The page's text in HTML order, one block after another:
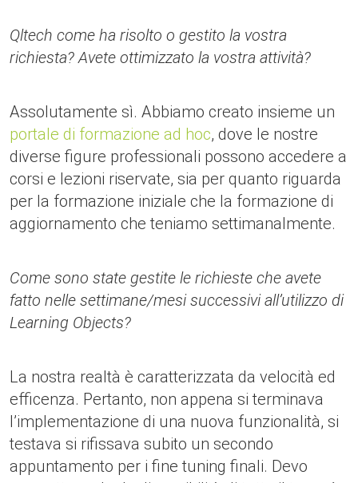
Qltech come ha risolto o gestito la vostra
richiesta? Avete ottimizzato la vostra attività?
Assolutamente sì. Abbiamo creato insieme un
portale di formazione ad hoc, dove le nostre
diverse figure professionali possono accedere a
corsi e lezioni riservate, sia per quanto riguarda
per la formazione iniziale che la formazione di
aggiornamento che teniamo settimanalmente.
Come sono state gestite le richieste che avete
fatto nelle settimane/mesi successivi all’utilizzo di
Learning Objects?
La nostra realtà è caratterizzata da velocità ed
efficenza. Pertanto, non appena si terminava
l’implementazione di una nuova funzionalità, si
testava si rifissava subito un secondo
appuntamento per i fine tuning finali. Devo